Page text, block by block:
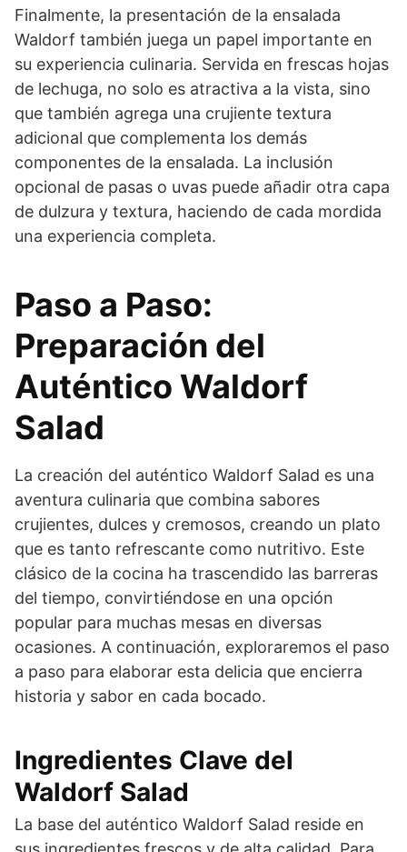
Finalmente, la presentación de la ensalada
Waldorf también juega un papel importante en
su experiencia culinaria. Servida en frescas hojas
de lechuga, no solo es atractiva a la vista, sino
que también agrega una crujiente textura
adicional que complementa los demás
componentes de la ensalada. La inclusión
opcional de pasas o uvas puede añadir otra capa
de dulzura y textura, haciendo de cada mordida
una experiencia completa.
Paso a Paso:
Preparación del
Auténtico Waldorf
Salad
La creación del auténtico Waldorf Salad es una
aventura culinaria que combina sabores
crujientes, dulces y cremosos, creando un plato
que es tanto refrescante como nutritivo. Este
clásico de la cocina ha trascendido las barreras
del tiempo, convirtiéndose en una opción
popular para muchas mesas en diversas
ocasiones. A continuación, exploraremos el paso
a paso para elaborar esta delicia que encierra
historia y sabor en cada bocado.
Ingredientes Clave del
Waldorf Salad
La base del auténtico Waldorf Salad reside en